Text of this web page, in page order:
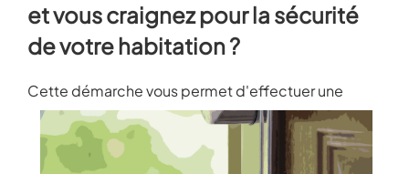
et vous craignez pour la sécurité
de votre habitation ?
Cette démarche vous permet d'effectuerune